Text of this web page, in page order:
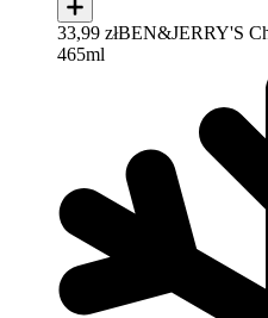
33,99 złBEN&JERRY'S
465ml